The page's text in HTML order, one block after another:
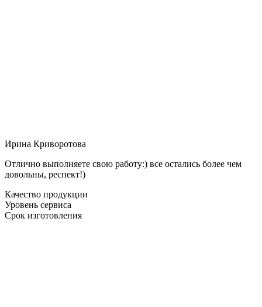
Ирина Криворотова
Отлично выполняете свою работу:) все остались более чем
довольны, респект!)
Качество продукции
Уровень сервиса
Срок изготовления